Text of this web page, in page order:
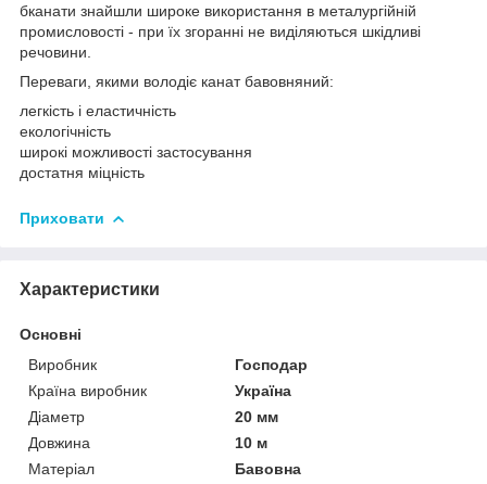
бканати знайшли широке використання в металургійній
промисловості - при їх згоранні не виділяються шкідливі
речовини.
Переваги, якими володіє канат бавовняний:
легкість і еластичність
екологічність
широкі можливості застосування
достатня міцність
Приховати
Характеристики
Основні
Виробник
Господар
Країна виробник
Україна
Діаметр
20 мм
Довжина
10 м
Матеріал
Бавовна